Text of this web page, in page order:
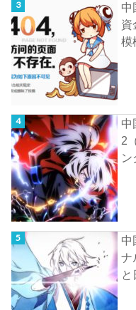
中
資
模
中
2
ン
中
ナ
と